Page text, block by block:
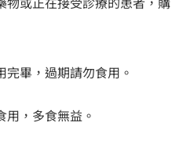
畢，過期請勿食用。
，多食無益。